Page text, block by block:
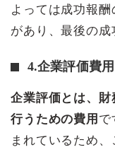
よっては成功報
があり、最後の成
4.企業評価費用
企業評価とは、
行うための費用 で
まれているため